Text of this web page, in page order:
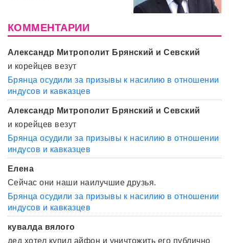
КОММЕНТАРИИ
Александр Митрополит Брянский и Севский
и корейцев везут
Брянца осудили за призывы к насилию в отношении
индусов и кавказцев
Александр Митрополит Брянский и Севский
и корейцев везут
Брянца осудили за призывы к насилию в отношении
индусов и кавказцев
Елена
Сейчас они наши наилучшие друзья.
Брянца осудили за призывы к насилию в отношении
индусов и кавказцев
кувалда вялого
дед хотел купил айфон и уничтожить его публично